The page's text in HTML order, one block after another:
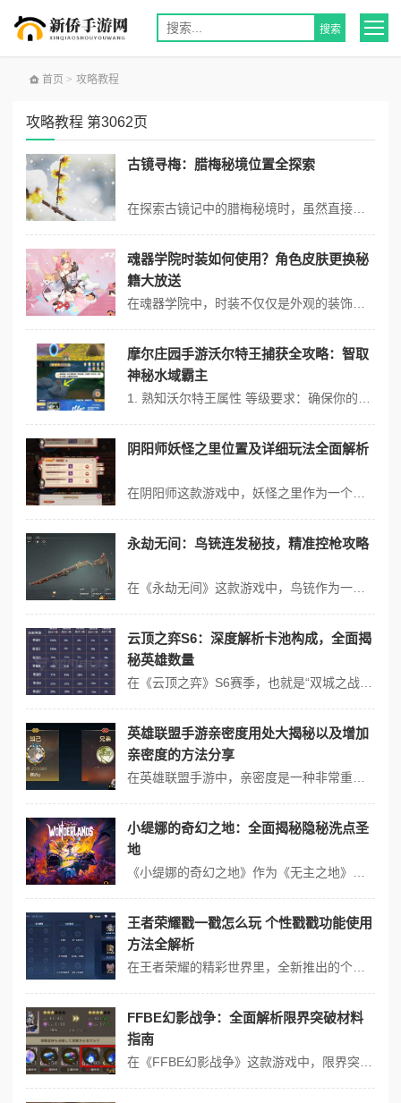
首页 > 攻略教程
攻略教程 第3062页
古镜寻梅：腊梅秘境位置全探索
魂器学院时装如何使用？角色皮肤更换秘
籍大放送
摩尔庄园手游沃尔特王捕获全攻略：智取
神秘水域霸主
阴阳师妖怪之里位置及详细玩法全面解析
永劫无间：鸟铳连发秘技，精准控枪攻略
云顶之弈S6：深度解析卡池构成，全面揭
秘英雄数量
英雄联盟手游亲密度用处大揭秘以及增加
亲密度的方法分享
小缇娜的奇幻之地：全面揭秘隐秘洗点圣
地
王者荣耀戳一戳怎么玩 个性戳戳功能使用
方法全解析
FFBE幻影战争：全面解析限界突破材料
指南